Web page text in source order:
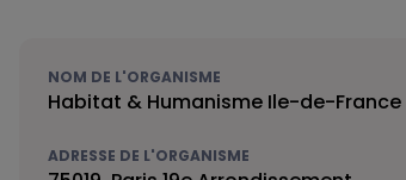
NOM DE L'ORGANISME
Habitat & Humanisme Ile-de-France
ADRESSE DE L'ORGANISME